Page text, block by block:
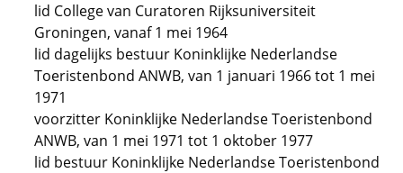
lid College van Curatoren Rijksuniversiteit
Groningen, vanaf 1 mei 1964
lid dagelijks bestuur Koninklijke Nederlandse
Toeristenbond ANWB, van 1 januari 1966 tot 1 mei
1971
voorzitter Koninklijke Nederlandse Toeristenbond
ANWB, van 1 mei 1971 tot 1 oktober 1977
lid bestuur Koninklijke Nederlandse Toeristenbond